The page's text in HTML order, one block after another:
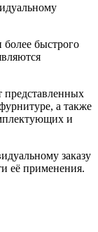
быстрого
представленных
а также
и
заказу
её применения.